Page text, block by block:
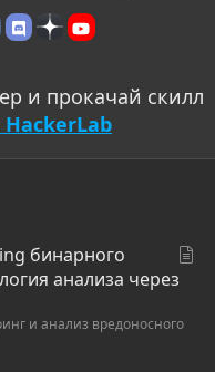
и прокачай скилл
бинарного
анализа через
и анализ вредоносного